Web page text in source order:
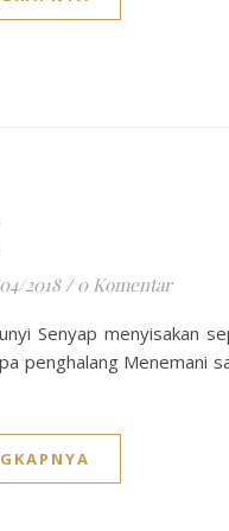
2018 / 0 Komentar
Senyap menyisakan
penghalang Menemani